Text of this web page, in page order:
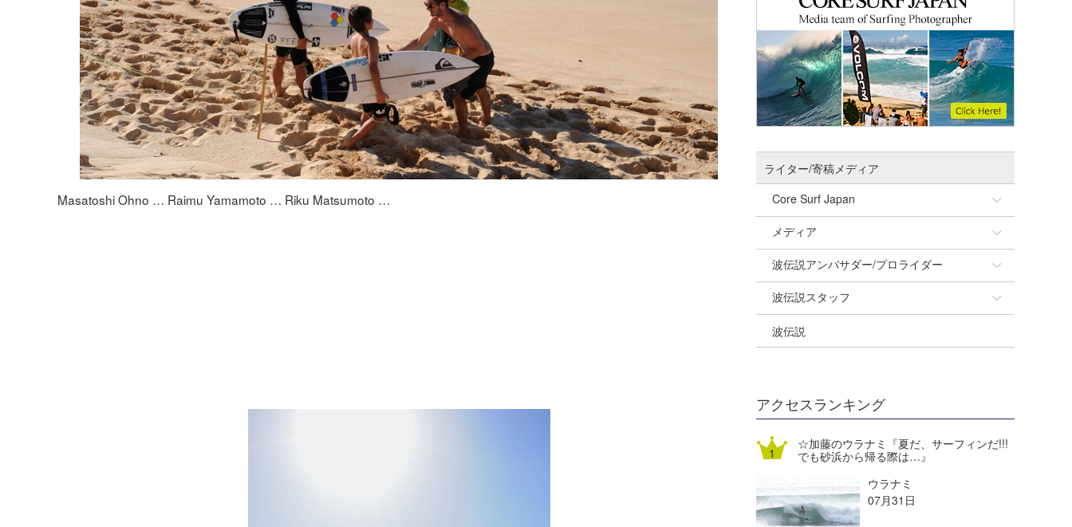
Masatoshi Ohno … Raimu Yamamoto … Riku Matsumoto …
ライター/寄稿メディア
Core Surf Japan
Naoya Kimoto
mitsuteru Kamio
Yasunari Inoue
Yoshiyuki Obata
DELTA FORCE SURF
熊谷素子
メディア
SURFMEDIA
Colors MAGAZINE
WAVAL
波伝説アンバサダー/プロライダー
福島寿実子
中浦“JET”章
進士剛光
植村未来
NOBUFUKU
波伝説スタッフ
☆加藤
Aichan
ECE
G◎Da
波伝説
アクセスランキング
☆加藤のウラナミ『夏だ、サーフィンだ!!!
でも砂浜から帰る際は…』
ウラナミ
07月31日